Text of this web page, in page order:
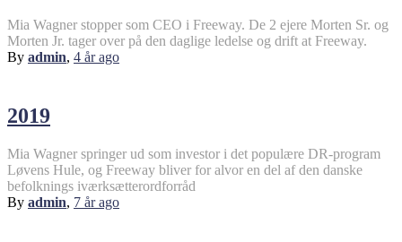
Mia Wagner stopper som CEO i Freeway. De 2 ejere Morten Sr. og
Morten Jr. tager over på den daglige ledelse og drift at Freeway.
By admin, 4 årago
2019
Mia Wagner springer ud som investor i det populære DR-program
Løvens Hule, og Freeway bliver for alvor en del af den danske
befolknings iværksætterordforråd
By admin, 7 årago